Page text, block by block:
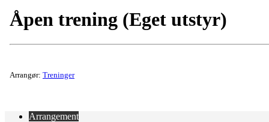
Åpen trening (Eget utstyr)
Arrangør: Treninger
Arrangement